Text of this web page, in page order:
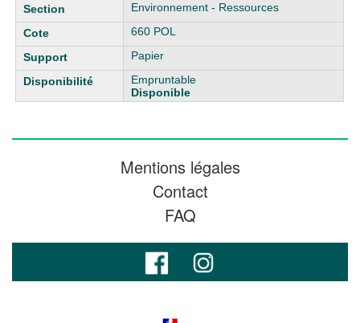
Environnement - Ressources
660 POL
Papier
Empruntable
Disponible
Mentions légales
Contact
FAQ